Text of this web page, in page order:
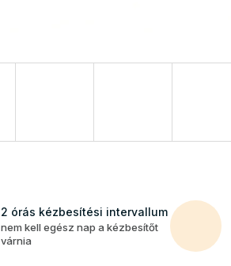
2 órás kézbesítési intervallum
nem kell egész nap a kézbesítőt
várnia